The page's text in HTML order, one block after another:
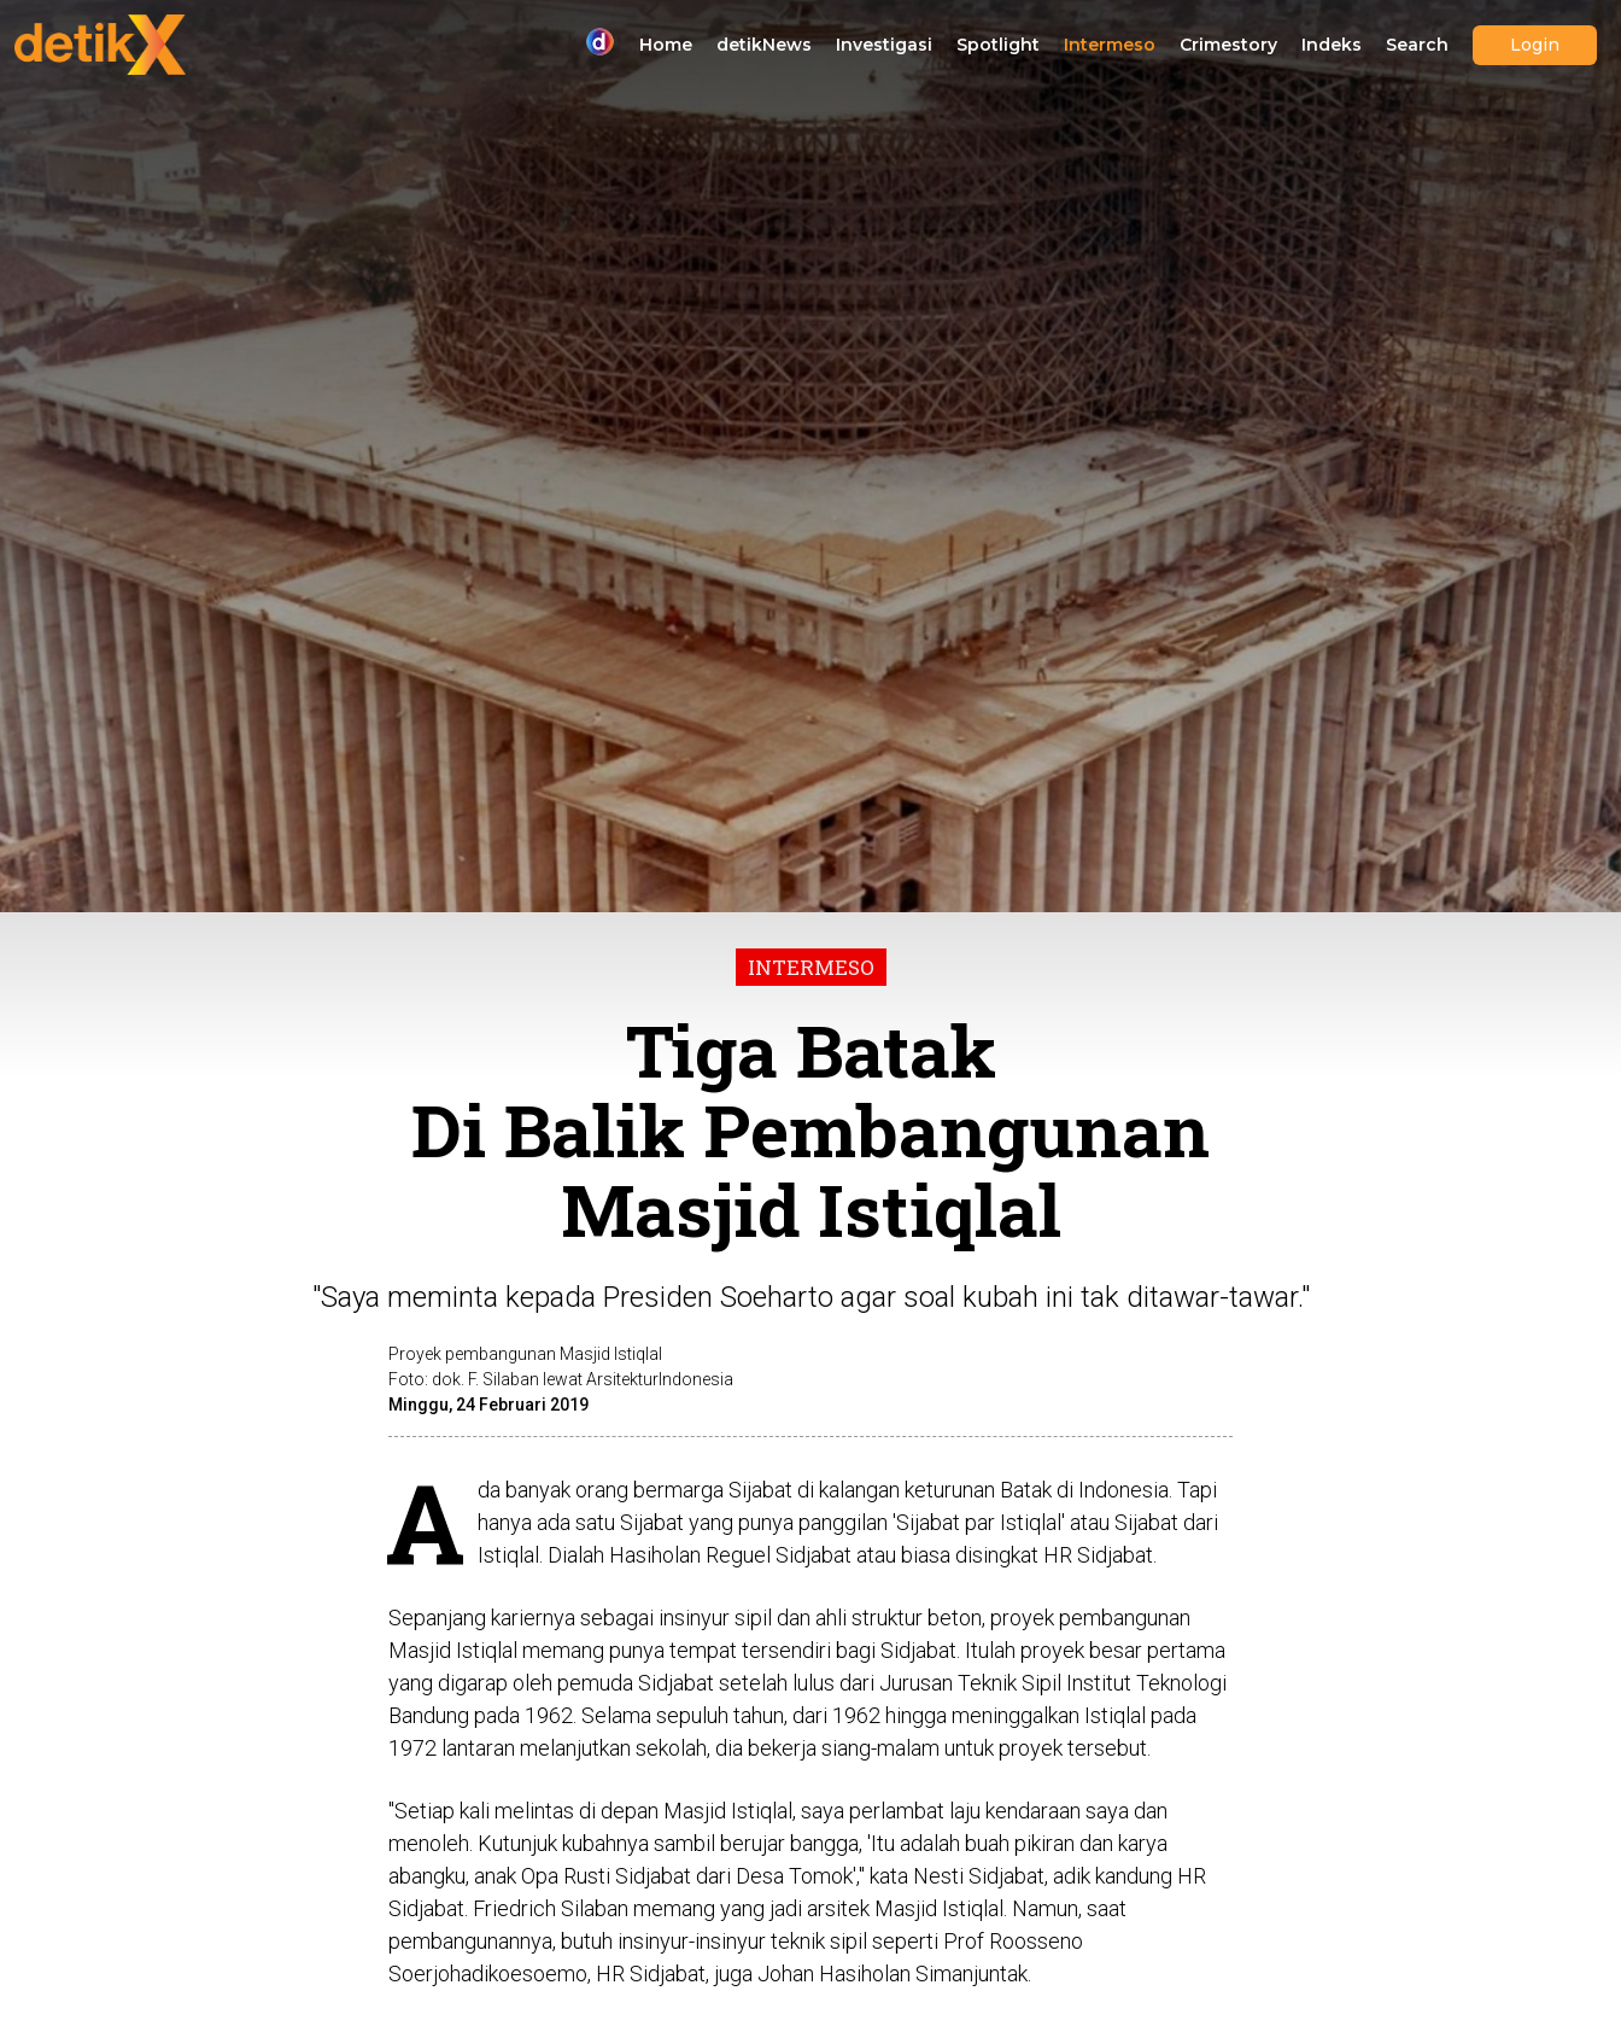
Home detikNews Investigasi Spotlight Intermeso Crimestory Indeks Search Login
INTERMESO
Tiga Batak
Di Balik Pembangunan
Masjid Istiqlal
"Saya meminta kepada Presiden Soeharto agar soal kubah ini tak ditawar-tawar."
Proyek pembangunan Masjid Istiqlal
Foto: dok. F. Silaban lewat ArsitekturIndonesia
Minggu, 24 Februari 2019
A
da banyak orang bermarga Sijabat di kalangan keturunan Batak di Indonesia. Tapi
hanya ada satu Sijabat yang punya panggilan 'Sijabat par Istiqlal' atau Sijabat dari
Istiqlal. Dialah Hasiholan Reguel Sidjabat atau biasa disingkat HR Sidjabat.
Sepanjang kariernya sebagai insinyur sipil dan ahli struktur beton, proyek pembangunan
Masjid Istiqlal memang punya tempat tersendiri bagi Sidjabat. Itulah proyek besar pertama
yang digarap oleh pemuda Sidjabat setelah lulus dari Jurusan Teknik Sipil Institut Teknologi
Bandung pada 1962. Selama sepuluh tahun, dari 1962 hingga meninggalkan Istiqlal pada
1972 lantaran melanjutkan sekolah, dia bekerja siang-malam untuk proyek tersebut.
"Setiap kali melintas di depan Masjid Istiqlal, saya perlambat laju kendaraan saya dan
menoleh. Kutunjuk kubahnya sambil berujar bangga, 'Itu adalah buah pikiran dan karya
abangku, anak Opa Rusti Sidjabat dari Desa Tomok'," kata Nesti Sidjabat, adik kandung HR
Sidjabat. Friedrich Silaban memang yang jadi arsitek Masjid Istiqlal. Namun, saat
pembangunannya, butuh insinyur-insinyur teknik sipil seperti Prof Roosseno
Soerjohadikoesoemo, HR Sidjabat, juga Johan Hasiholan Simanjuntak.
SHARE